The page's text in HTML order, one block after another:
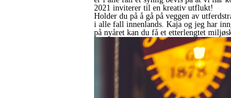
2021 inviterer til en kreativ utflukt!
Holder du på å gå på veggen av
i alle fall innenlands. Kaja og jeg har
på nyåret kan du få et etterlengtet